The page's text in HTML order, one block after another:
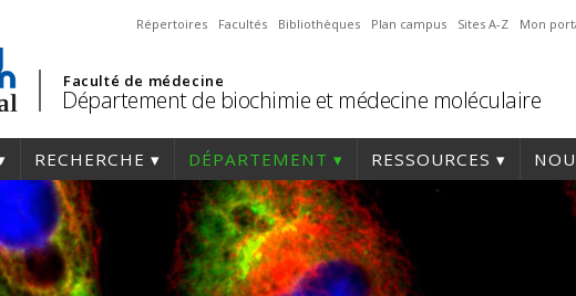
Répertoires Facultés Bibliothèques Plan campus Sites A-Z Mon
Faculté de médecine
Département de biochimie et médecine moléculaire
RECHERCHE DÉPARTEMENT RESSOURCES